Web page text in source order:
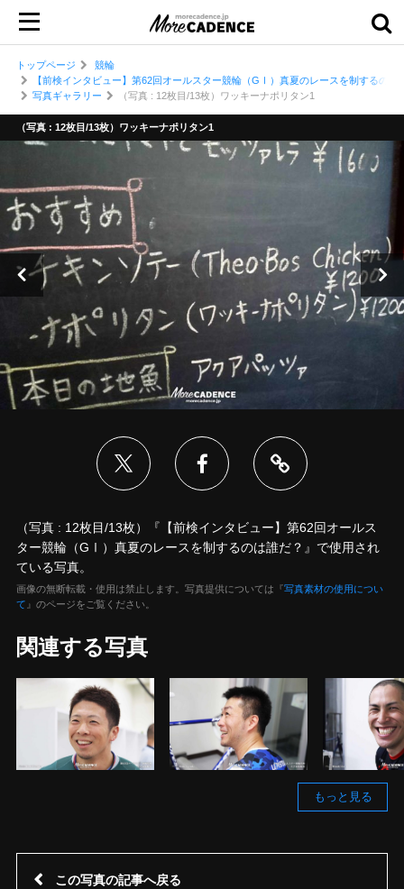
トップページ
競輪
【前検インタビュー】第62回オールスター競輪（GⅠ）真夏のレースを制するのは
写真ギャラリー
（写真 : 12枚目/13枚）ワッキーナポリタン1
（写真 : 12枚目/13枚）ワッキーナポリタン1
（写真 : 12枚目/13枚）『【前検インタビュー】第62回オールス
ター競輪（GⅠ）真夏のレースを制するのは誰だ？』で使用され
ている写真。
画像の無断転載・使用は禁止します。写真提供については『写真素材の使用につい
て 』のページをご覧ください。
関連する写真
もっと見る
この写真の記事へ戻る